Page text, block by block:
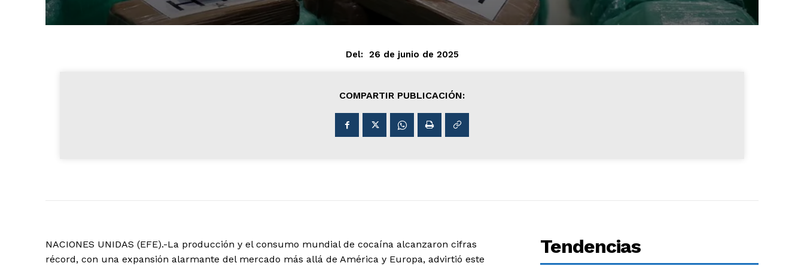
Del: 26 de junio de 2025
COMPARTIR PUBLICACIÓN:
NACIONES UNIDAS (EFE).-La producción y el consumo mundial de cocaína alcanzaron cifras
récord, con una expansión alarmante del mercado más allá de América y Europa, advirtió este
Tendencias